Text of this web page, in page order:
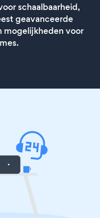
schaalbaarheid,
geavanceerde
mogelijkheden voor